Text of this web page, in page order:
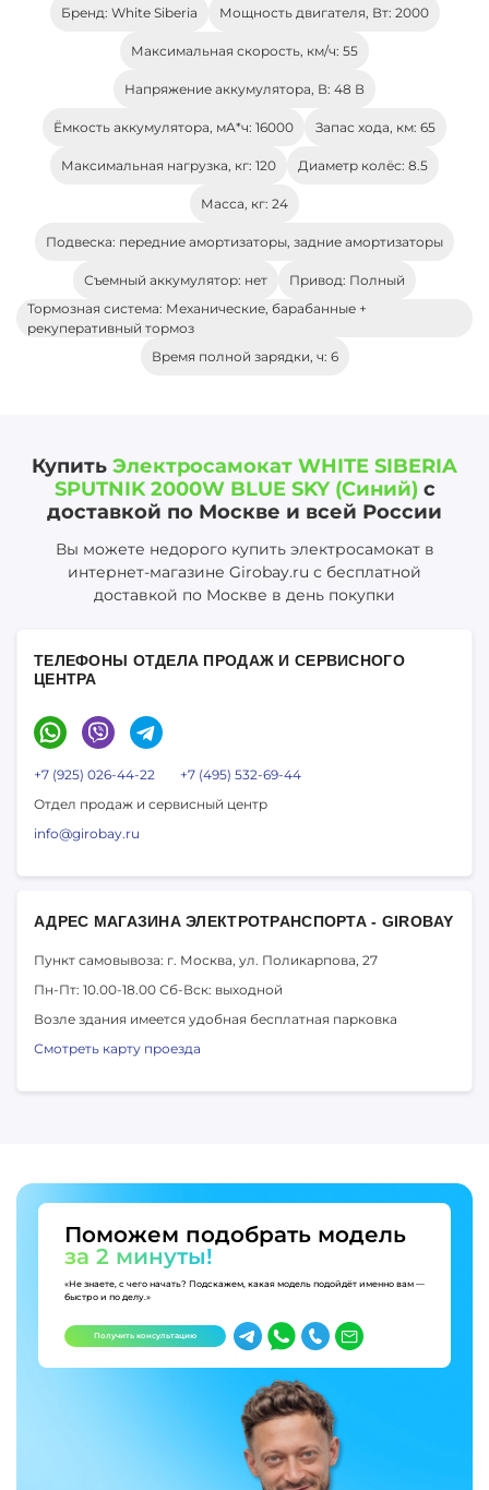
Бренд: White Siberia Мощность двигателя, Вт: 2000
Максимальная скорость, км/ч: 55
Напряжение аккумулятора, В: 48 В
Ёмкость аккумулятора, мА*ч: 16000 Запас хода, км: 65
Максимальная нагрузка, кг: 120 Диаметр колёс: 8.5
Масса, кг: 24
Подвеска: передние амортизаторы, задние амортизаторы
Съемный аккумулятор: нет
Привод: Полный
Тормозная система: Механические, барабанные +
рекуперативный тормоз
Время полной зарядки, ч: 6
Купить Электросамокат WHITE SIBERIA
SPUTNIK 2000W BLUE SKY (Синий) с
доставкой по Москве и всей России
Вы можете недорого купить электросамокат в
интернет-магазине Girobay.ru с бесплатной
доставкой по Москве в день покупки
ТЕЛЕФОНЫ ОТДЕЛА ПРОДАЖ И СЕРВИСНОГО
ЦЕНТРА
+7 (925) 026-44-22
+7 (495) 532-69-44
Отдел продаж и сервисный центр
info@girobay.ru
АДРЕС МАГАЗИНА ЭЛЕКТРОТРАНСПОРТА - GIROBAY
Пункт самовывоза: г. Москва, ул. Поликарпова, 27
Пн-Пт: 10.00-18.00 Сб-Вск: выходной
Возле здания имеется удобная бесплатная парковка
Смотреть карту проезда
Поможем подобрать модель
за 2 минуты!
«Не знаете, с чего начать? Подскажем, какая модель подойдёт именно вам —
быстро и по делу.»
Получить консультацию